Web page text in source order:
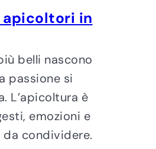
in
belli nascono
passione si
L’apicoltura è
emozioni e
condividere.